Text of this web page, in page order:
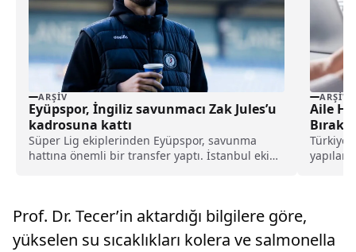
ARŞIV
Eyüpspor, İngiliz savunmacı Zak Jules’u
kadrosuna kattı
Süper Lig ekiplerinden Eyüpspor, savunma
hattına önemli bir transfer yaptı. İstanbul ekibi,
ARŞIV
Aile
yapılan
Prof. Dr. Tecer’in aktardığı bilgilere göre,
yükselen su sıcaklıkları kolera ve salmonella